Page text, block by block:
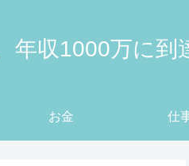
年収1000万に到
お金 仕